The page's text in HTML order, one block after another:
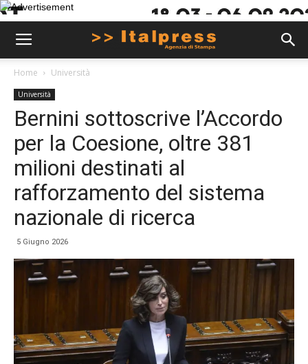
Home Università
Università
Bernini sottoscrive l’Accordo
per la Coesione, oltre 381
milioni destinati al
rafforzamento del sistema
nazionale di ricerca
5 Giugno 2026